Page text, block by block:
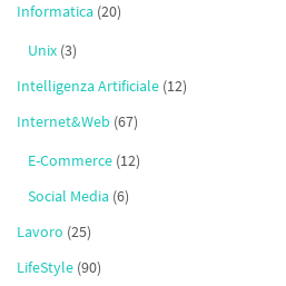
Informatica (20)
Unix (3)
Intelligenza Artificiale (12)
Internet&Web (67)
E-Commerce (12)
Social Media (6)
Lavoro (25)
LifeStyle (90)